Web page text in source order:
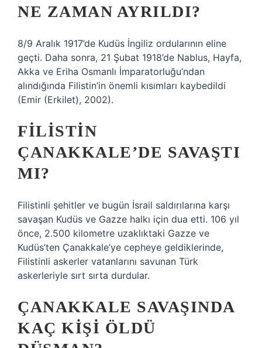
NE ZAMAN AYRILDI?
8/9 Aralık 1917’de Kudüs İngiliz ordularının eline
geçti. Daha sonra, 21 Şubat 1918’de Nablus, Hayfa,
Akka ve Eriha Osmanlı İmparatorluğu’ndan
alındığında Filistin’in önemli kısımları kaybedildi
(Emir (Erkilet), 2002).
FILISTIN
ÇANAKKALE’DE SAVAŞTI
MI?
Filistinli şehitler ve bugün İsrail saldırılarına karşı
savaşan Kudüs ve Gazze halkı için dua etti. 106 yıl
önce, 2.500 kilometre uzaklıktaki Gazze ve
Kudüs’ten Çanakkale’ye cepheye geldiklerinde,
Filistinli askerler vatanlarını savunan Türk
askerleriyle sırt sırta durdular.
ÇANAKKALE SAVAŞINDA
KAÇ KIŞI ÖLDÜ